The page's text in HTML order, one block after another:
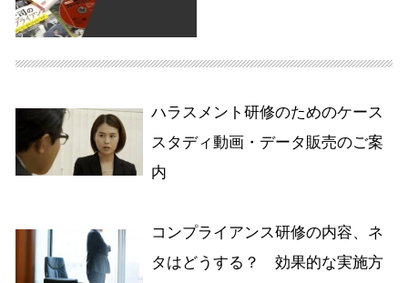
ハラスメント研修のためのケース
スタディ動画・データ販売のご案
内
コンプライアンス研修の内容、ネ
タはどうする？ 効果的な実施方